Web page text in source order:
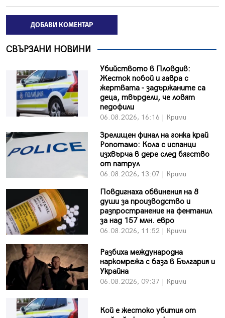
ДОБАВИ КОМЕНТАР
СВЪРЗАНИ НОВИНИ
Убийството в Пловдив:
Жесток побой и гавра с
жертвата - задържаните са
деца, твърдели, че ловят
педофили
06.08.2026, 16:16 | Крими
Зрелищен финал на гонка край
Ропотамо: Кола с испанци
изхвърча в дере след бягство
от патрул
06.08.2026, 13:07 | Крими
Повдигнаха обвинения на 8
души за производство и
разпространение на фентанил
за над 157 млн. евро
06.08.2026, 11:52 | Крими
Разбиха международна
наркомрежа с база в България и
Украйна
06.08.2026, 09:37 | Крими
Кой е жестоко убития от